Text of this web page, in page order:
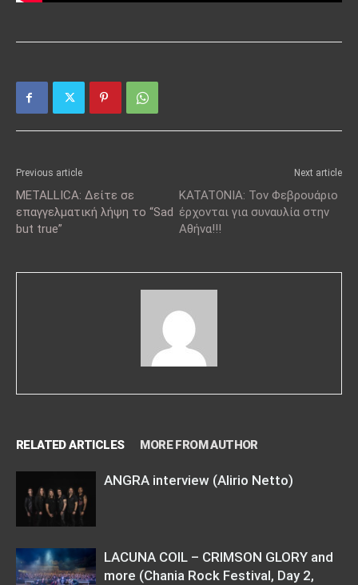
Previous article
METALLICA: Δείτε σε
επαγγελματική λήψη το “Sad
but true”
Next article
KATATONIA: Τον Φεβρουάριο
έρχονται για συναυλία στην
Αθήνα!!!
RELATED ARTICLES MORE FROM AUTHOR
ANGRA interview (Alirio Netto)
LACUNA COIL – CRIMSON GLORY and
more (Chania Rock Festival, Day 2,